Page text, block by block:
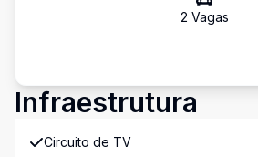
2 Vagas
Infraestrutura
Circuito de TV